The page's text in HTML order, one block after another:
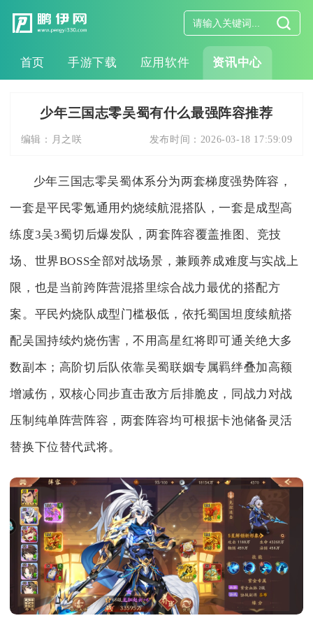
首页 手游下载 应用软件 资讯中心
少年三国志零吴蜀有什么最强阵容推荐
编辑： 月之咲 发布时间： 2026-03-18 17:59:09
少年三国志零吴蜀体系分为两套梯度强势阵容，
一套是平民零氪通用灼烧续航混搭队，一套是成型高
练度3吴3蜀切后爆发队，两套阵容覆盖推图、竞技
场、世界BOSS全部对战场景，兼顾养成难度与实战上
限，也是当前跨阵营混搭里综合战力最优的搭配方
案。平民灼烧队成型门槛极低，依托蜀国坦度续航搭
配吴国持续灼烧伤害，不用高星红将即可通关绝大多
数副本；高阶切后队依靠吴蜀联姻专属羁绊叠加高额
增减伤，双核心同步直击敌方后排脆皮，同战力对战
压制纯单阵营阵容，两套阵容均可根据卡池储备灵活
替换下位替代武将。